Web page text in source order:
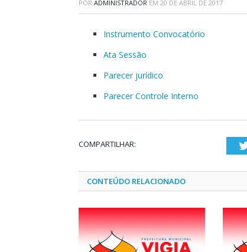
POR ADMINISTRADOR EM 20 DE ABRIL DE 2017
Instrumento Convocatório
Ata Sessão
Parecer jurídico
Parecer Controle Interno
COMPARTILHAR:
CONTEÚDO RELACIONADO